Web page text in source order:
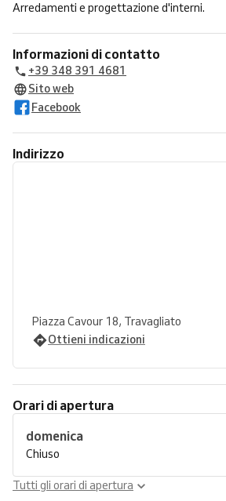
Arredamenti e progettazione d'interni.
Informazioni di contatto
+39 348 391 4681
Sito web
Facebook
Indirizzo
Piazza Cavour 18, Travagliato
Ottieni indicazioni
Orari di apertura
domenica
Chiuso
Tutti gli orari di apertura